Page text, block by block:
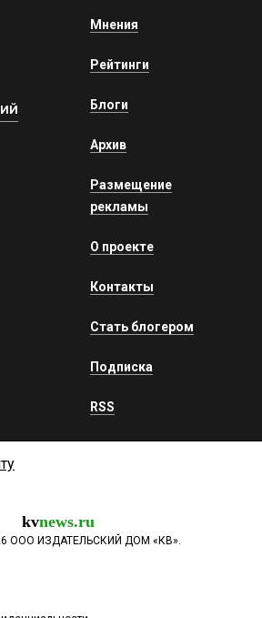
Мнения
Рейтинги
Блоги
Архив
Размещение
рекламы
О проекте
Контакты
Стать блогером
Подписка
RSS
kvnews.ru
ООО ИЗДАТЕЛЬСКИЙ ДОМ «КВ».